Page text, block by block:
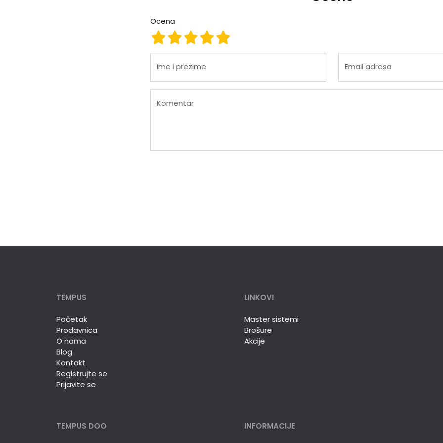
Ocena
Ocena 5
Ocena 4
Ocena 3
Ocena 2
Ocena 1
Ime i prezime Email adresa
Komentar
TEMPUS
Početak
Prodavnica
O nama
Blog
Kontakt
Registrujte se
Prijavite se
LINKOVI
Master sistemi
Brošure
Akcije
TEMPUS DOO INFORMACIJE